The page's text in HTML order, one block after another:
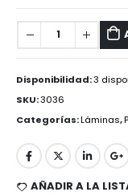
Disponibilidad:3
SKU:3036
Categorías:Láminas,
AÑADIR A LA